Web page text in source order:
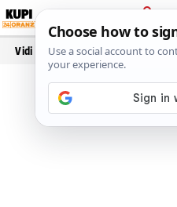
PRIJAVA
Vidi još…